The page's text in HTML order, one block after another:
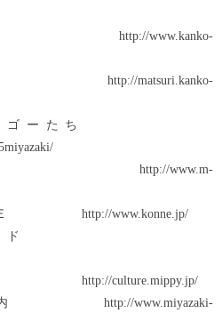
ト http://www.kanko-
ト http://matsuri.kanko-
マンゴーたち
館 http://www.m-
ＮＥ http://www.konne.jp/
ブランド
http://culture.mippy.jp/
案内 http://www.miyazaki-